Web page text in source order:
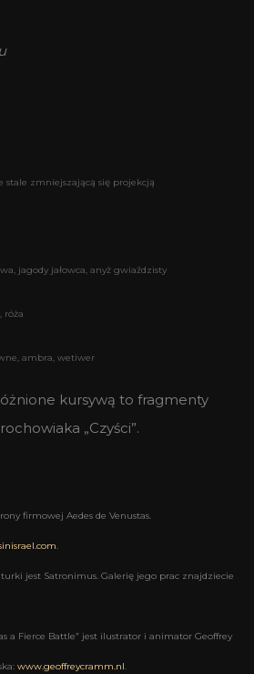
stale zmniejszającą się projekcją
jagody jałowca, anyż gwiaździsty
róża
ambra, wetiwer
kursywą to fragmenty
„Czyści”.
firmowej Aedes de Venustas.
.
jest Satronimus. Galerię jego prac znajdziecie
a Fierce Battle” jest ilustrator i animator Geoffrey
www.geoffreycramm.nl.